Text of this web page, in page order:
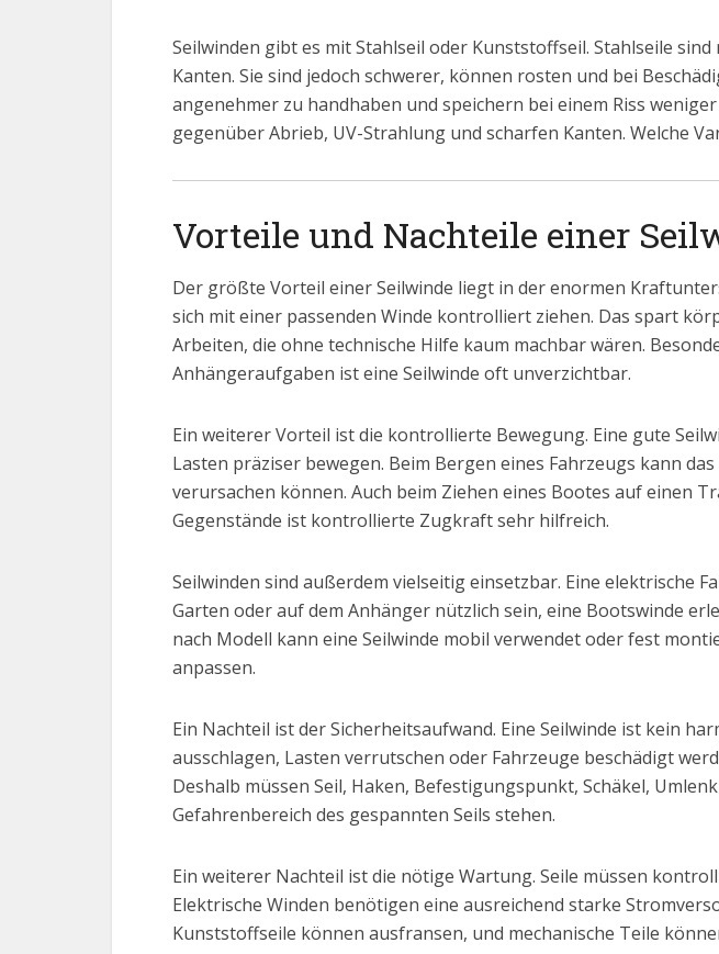
Seilwinden gibt es mit Stahlseil oder Kunststoffseil. Stahlseile
Kanten. Sie sind jedoch schwerer, können rosten und bei
angenehmer zu handhaben und speichern bei einem Riss
gegenüber Abrieb, UV-Strahlung und scharfen Kanten. Welche
Vorteile und Nachteile einer
Der größte Vorteil einer Seilwinde liegt in der enormen
sich mit einer passenden Winde kontrolliert ziehen. Das spart
Arbeiten, die ohne technische Hilfe kaum machbar wären.
Anhängeraufgaben ist eine Seilwinde oft unverzichtbar.
Ein weiterer Vorteil ist die kontrollierte Bewegung. Eine gute
Lasten präziser bewegen. Beim Bergen eines Fahrzeugs kann
verursachen können. Auch beim Ziehen eines Bootes auf einen
Gegenstände ist kontrollierte Zugkraft sehr hilfreich.
Seilwinden sind außerdem vielseitig einsetzbar. Eine elektrische
Garten oder auf dem Anhänger nützlich sein, eine Bootswinde
nach Modell kann eine Seilwinde mobil verwendet oder fest
anpassen.
Ein Nachteil ist der Sicherheitsaufwand. Eine Seilwinde ist kein
ausschlagen, Lasten verrutschen oder Fahrzeuge beschädigt
Deshalb müssen Seil, Haken, Befestigungspunkt, Schäkel,
Gefahrenbereich des gespannten Seils stehen.
Ein weiterer Nachteil ist die nötige Wartung. Seile müssen
Elektrische Winden benötigen eine ausreichend starke
Kunststoffseile können ausfransen, und mechanische Teile